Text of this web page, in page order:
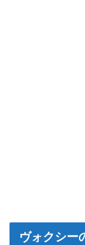
ヴォクシー